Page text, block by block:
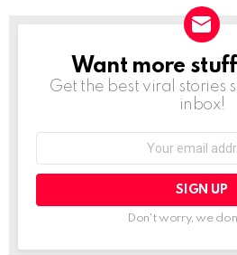
NEWSLETTER
Want more
Get the best viral stories
inbox!
Don't worry, we